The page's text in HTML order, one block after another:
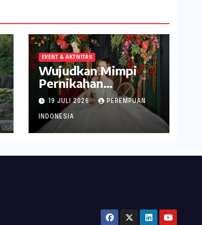
EVENT & AKTIVITAS
Wujudkan Mimpi
Pernikahan
Spektakuler di
Narita Hotel
Surabaya
19 JULI 2026 PEREMPUAN
INDONESIA